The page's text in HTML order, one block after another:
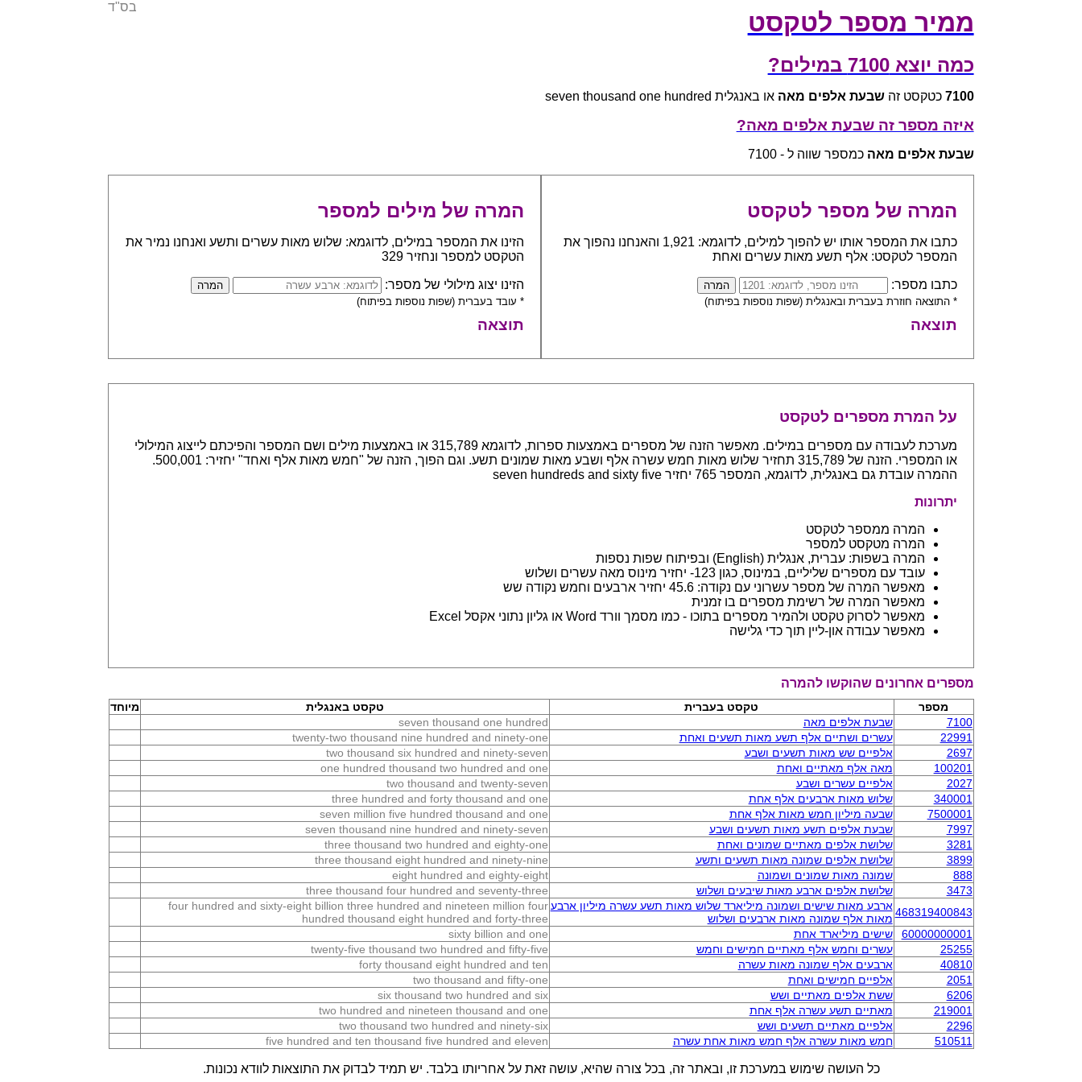
ממיר מספר לטקסט
בס"ד
כמה יוצא 7100 במילים?
7100 כטקסט זהשבעת אלפים מאה או באנגלית seven thousand one hundred
איזה מספר זה שבעת אלפים מאה?
שבעת אלפים מאה כמספר שווה ל - 7100
המרה של מספר לטקסט
כתבו את המספר אותו יש להפוך למילים, לדוגמא: 1,921 והאנחנו נהפוך את
המספר לטקסט: אלף תשע מאות עשרים ואחת
כתבו מספר:
* התוצאה חוזרת בעברית ובאנגלית (שפות נוספות בפיתוח)
תוצאה
המרה של מילים למספר
הזינו את המספר במילים, לדוגמא: שלוש מאות עשרים ותשע ואנחנו נמיר את
הטקסט למספר ונחזיר 329
הזינו יצוג מילולי של מספר:
* עובד בעברית (שפות נוספות בפיתוח)
תוצאה
על המרת מספרים לטקסט
מערכת לעבודה עם מספרים במילים. מאפשר הזנה של מספרים באמצעות ספרות, לדוגמא 315,789 או באמצעות מילים ושם המספר והפיכתם לייצוג המילולי
או המספרי. הזנה של 315,789 תחזיר שלוש מאות חמש עשרה אלף ושבע מאות שמונים תשע. וגם הפוך, הזנה של "חמש מאות אלף ואחד" יחזיר: 500,001.
ההמרה עובדת גם באנגלית, לדוגמא, המספר 765 יחזיר seven hundreds and sixty five
יתרונות
המרה ממספר לטקסט
המרה מטקסט למספר
המרה בשפות: עברית, אנגלית (English) ובפיתוח שפות נספות
עובד עם מספרים שליליים, במינוס, כגון 123- יחזיר מינוס מאה עשרים ושלוש
מאפשר המרה של מספר עשרוני עם נקודה: 45.6 יחזיר ארבעים וחמש נקודה שש
מאפשר המרה של רשימת מספרים בו זמנית
מאפשר לסרוק טקסט ולהמיר מספרים בתוכו - כמו מסמך וורד Word או גליון נתוני אקסל Excel
מאפשר עבודה און-ליין תוך כדי גלישה
מספרים אחרונים שהוקשו להמרה
מספר טקסט בעברית טקסט באנגלית
מיוחד
7100
שבעת אלפים מאה
seven thousand one hundred
22991
עשרים ושתיים אלף תשע מאות תשעים ואחת
twenty-two thousand nine hundred and ninety-one
2697
אלפיים שש מאות תשעים ושבע
two thousand six hundred and ninety-seven
100201
מאה אלף מאתיים ואחת
one hundred thousand two hundred and one
2027
אלפיים עשרים ושבע
two thousand and twenty-seven
340001
שלוש מאות ארבעים אלף אחת
three hundred and forty thousand and one
7500001
שבעה מיליון חמש מאות אלף אחת
seven million five hundred thousand and one
7997
שבעת אלפים תשע מאות תשעים ושבע
seven thousand nine hundred and ninety-seven
3281
שלושת אלפים מאתיים שמונים ואחת
three thousand two hundred and eighty-one
3899
שלושת אלפים שמונה מאות תשעים ותשע
three thousand eight hundred and ninety-nine
888
שמונה מאות שמונים ושמונה
eight hundred and eighty-eight
3473
שלושת אלפים ארבע מאות שיבעים ושלוש
three thousand four hundred and seventy-three
468319400843 ארבע מאות שישים ושמונה מיליארד שלוש מאות תשע עשרה מיליון ארבע
מאות אלף שמונה מאות ארבעים ושלוש
four hundred and sixty-eight billion three hundred and nineteen million four
hundred thousand eight hundred and forty-three
60000000001
שישים מיליארד אחת
sixty billion and one
25255
עשרים וחמש אלף מאתיים חמישים וחמש
twenty-five thousand two hundred and fifty-five
40810
ארבעים אלף שמונה מאות עשרה
forty thousand eight hundred and ten
2051
אלפיים חמישים ואחת
two thousand and fifty-one
6206
ששת אלפים מאתיים ושש
six thousand two hundred and six
219001
מאתיים תשע עשרה אלף אחת
two hundred and nineteen thousand and one
2296
אלפיים מאתיים תשעים ושש
two thousand two hundred and ninety-six
510511
חמש מאות עשרה אלף חמש מאות אחת עשרה five hundred and ten thousand five hundred and eleven
כל העושה שימוש במערכת זו, ובאתר זה, בכל צורה שהיא, עושה זאת על אחריותו בלבד. יש תמיד לבדוק את התוצאות לוודא נכונות.